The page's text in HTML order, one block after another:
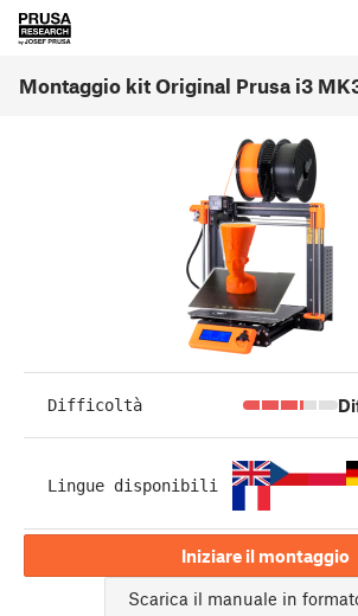
Montaggio kit Original Prusa i3
Difficoltà
Lingue disponibili
Iniziare il montaggio
Scarica il manuale in